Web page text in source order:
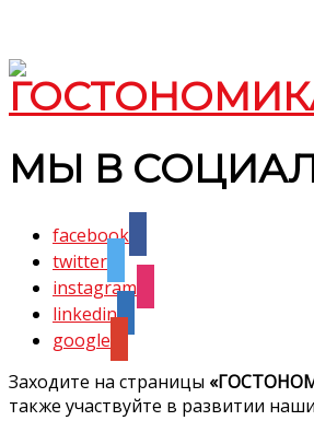
МЫ В
facebook
twitter
instagram
linkedin
google
Заходите на страницы
также участвуйте в развитии